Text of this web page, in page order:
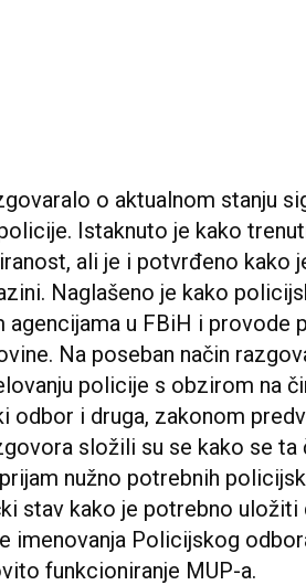
o aktualnom stanju
Istaknuto je kako
ali je i potvrđeno kako
Naglašeno je kako
u FBiH i provode
Na poseban način
policije s obzirom na
odbor i druga, zakonom
složili su se kako se ta
nužno potrebnih
stav kako je potrebno uložiti
imenovanja Policijskog
funkcioniranje MUP-a.